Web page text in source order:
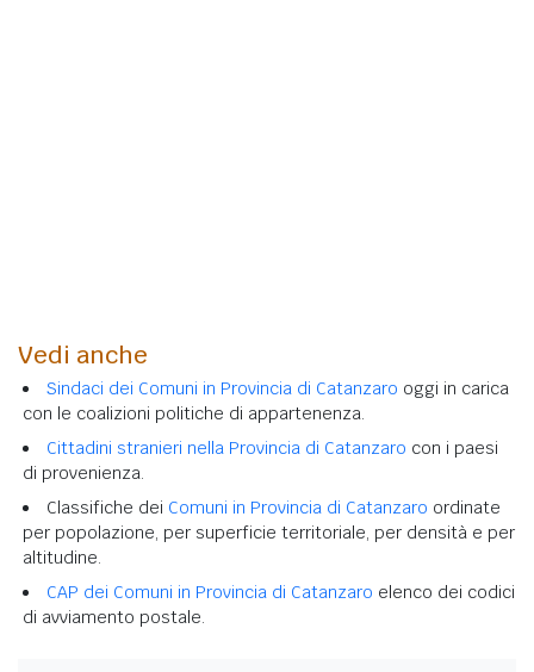
Vedi anche
Sindaci dei Comuni in Provincia di Catanzaro oggi in carica
con le coalizioni politiche di appartenenza.
Cittadini stranieri nella Provincia di Catanzaro con i paesi
di provenienza.
Classifiche dei Comuni in Provincia di Catanzaro ordinate
per popolazione, per superficie territoriale, per densità e per
altitudine.
CAP dei Comuni in Provincia di Catanzaro elenco dei codici
di avviamento postale.